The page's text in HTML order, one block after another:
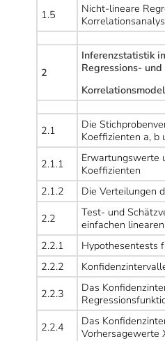
1.5
Nicht-lineare
2
Inferenzstatistik
Regressions- und
2.1
Die
Koeffizienten a, b
2.1.1
Erwartungswerte
Koeffizienten
2.1.2
Die Verteilungen
2.2
Test- und
einfachen
2.2.1
Hypothesentests
2.2.2
2.2.3
Das
2.2.4
Das
Vorhersagewerte